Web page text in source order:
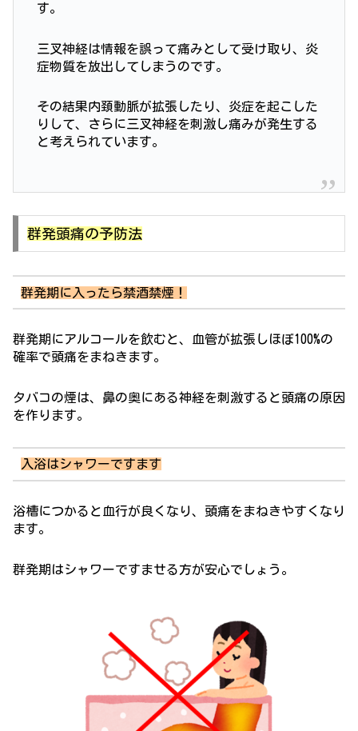
す。
三叉神経は情報を誤って痛みとして受け取り、炎
症物質を放出してしまうのです。
その結果内頚動脈が拡張したり、炎症を起こした
りして、さらに三叉神経を刺激し痛みが発生する
と考えられています。
群発頭痛の予防法
群発期に入ったら禁酒禁煙！
群発期にアルコールを飲むと、血管が拡張しほぼ100%の
確率で頭痛をまねきます。
タバコの煙は、鼻の奥にある神経を刺激すると頭痛の原因
を作ります。
入浴はシャワーですます
浴槽につかると血行が良くなり、頭痛をまねきやすくなり
ます。
群発期はシャワーですませる方が安心でしょう。